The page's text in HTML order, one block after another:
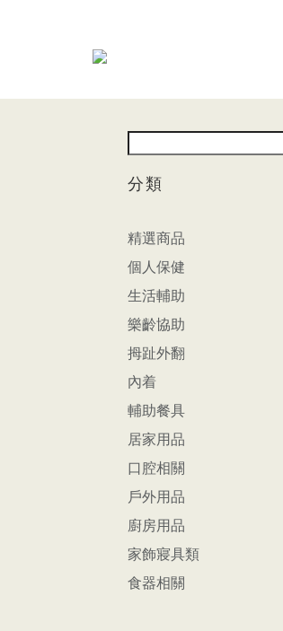
分類
精選商品
個人保健
生活輔助
樂齡協助
拇趾外翻
內着
輔助餐具
居家用品
口腔相關
戶外用品
廚房用品
家飾寢具類
食器相關